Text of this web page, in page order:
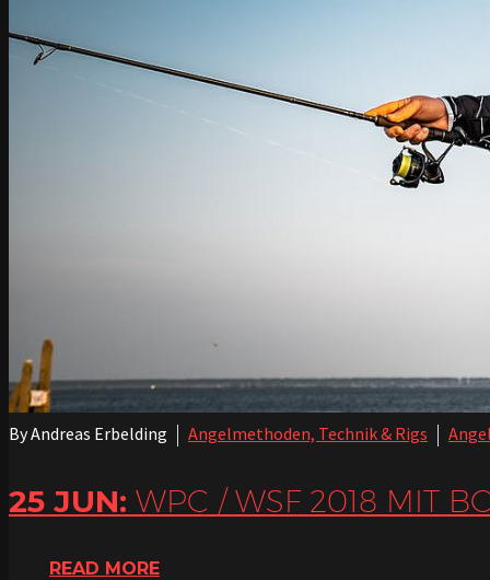
By Andreas Erbelding Angelmethoden, Technik & Rigs
25 JUN: WPC / WSF 2018 MIT
READ MORE